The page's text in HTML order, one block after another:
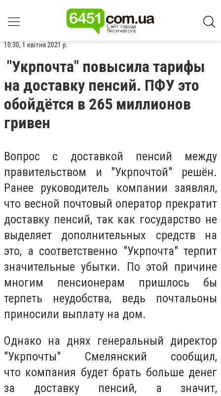
10:30, 1 квітня 2021 р.
"Укрпочта" повысила тарифы
на доставку пенсий. ПФУ это
обойдётся в 265 миллионов
гривен
Вопрос с доставкой пенсий между
правительством и "Укрпочтой" решён.
Ранее руководитель компании заявлял,
что весной почтовый оператор прекратит
доставку пенсий, так как государство не
выделяет дополнительных средств на
это, а соответственно "Укрпочта" терпит
значительные убытки. По этой причине
многим пенсионерам пришлось бы
терпеть неудобства, ведь почтальоны
приносили выплату на дом.
Однако на днях генеральный директор
"Укрпочты" Смелянский сообщил,
что компания будет брать больше денег
за доставку пенсий, а значит,